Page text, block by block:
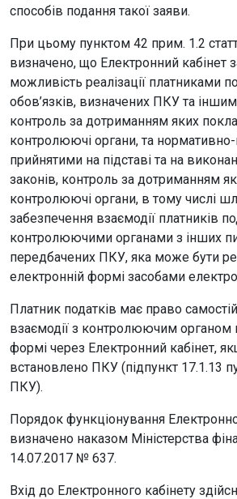
способів подання такої заяви.
При цьому пунктом 42 прим. 1.2
визначено, що Електронний кабінет
можливість реалізації платниками
обов’язків, визначених ПКУ та
контроль за дотриманням яких
контролюючі органи, та
прийнятими на підставі та на
законів, контроль за дотриманням
контролюючі органи, в тому числі
забезпечення взаємодії платників
контролюючими органами з інших
передбачених ПКУ, яка може бути
електронній формі засобами
Платник податків має право
взаємодії з контролюючим органом
формі через Електронний кабінет,
встановлено ПКУ (підпункт 17.1.13
ПКУ).
Порядок функціонування
визначено наказом Міністерства
14.07.2017 № 637.
Вхід до Електронного кабінету